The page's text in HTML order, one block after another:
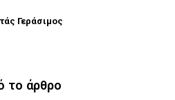
Γεράσιμος
το άρθρο